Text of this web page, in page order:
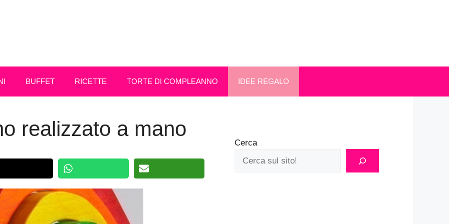
BUFFET RICETTE TORTE DI COMPLEANNO IDEE REGALO
realizzato a mano
Cerca